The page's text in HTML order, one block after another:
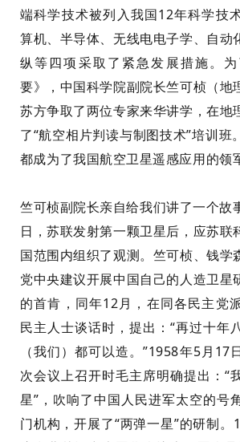
端科学技术被列入我国12年科学技
算机、半导体、无线电电子学、自动
纵等四项采取了紧急发展措施。
要》，中国科学院副院长竺可桢 （
苏方争取了两位专家来华讲学，在地
了“航空相片判读与制图技术”培训班
都成为了我国航空卫星遥感应用的领
竺可桢副院长亲自给我们讲了一个故
日，苏联发射第一颗卫星后，应苏联
国范围内组织了观测。 竺可桢、钱学
党中央建议开展中国自己的人造卫星
的首肯 ，同年12月，在同各民主党
民主人士谈话时，提出：“再过十年
（我们）都可以造。”1958年5月17
次会议上召开时毛主席明确提出：“
星”，吹响了中国人民进军太空的号
门机构，开展了“两弹一星”的研制。